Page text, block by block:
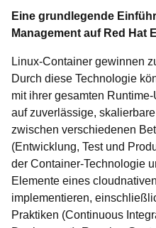
Eine grundlegende
Management auf Red Hat
Linux-Container gewinnen
Durch diese Technologie
mit ihrer gesamten
auf zuverlässige,
zwischen verschiedenen
(Entwicklung, Test und
der Container-Technologie
Elemente eines
implementieren,
Praktiken (Continuous